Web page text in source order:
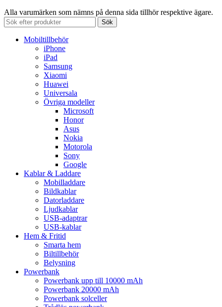
Alla varumärken som nämns på denna sida tillhör respektive ägare.
Sök
Mobiltillbehör
iPhone
iPad
Samsung
Xiaomi
Huawei
Universala
Övriga modeller
Microsoft
Honor
Asus
Nokia
Motorola
Sony
Google
Kablar & Laddare
Mobilladdare
Bildkablar
Datorladdare
Ljudkablar
USB-adaptrar
USB-kablar
Hem & Fritid
Smarta hem
Biltillbehör
Belysning
Powerbank
Powerbank upp till 10000 mAh
Powerbank 20000 mAh
Powerbank solceller